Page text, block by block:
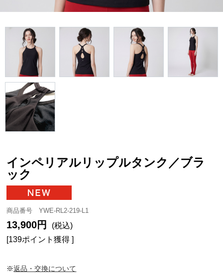
インペリアルリップルタンク／ブラ
ック
商品番号 YWE-RL2-219-L1
13,900円
(税込)
[139ポイント獲得 ]
※返品・交換について